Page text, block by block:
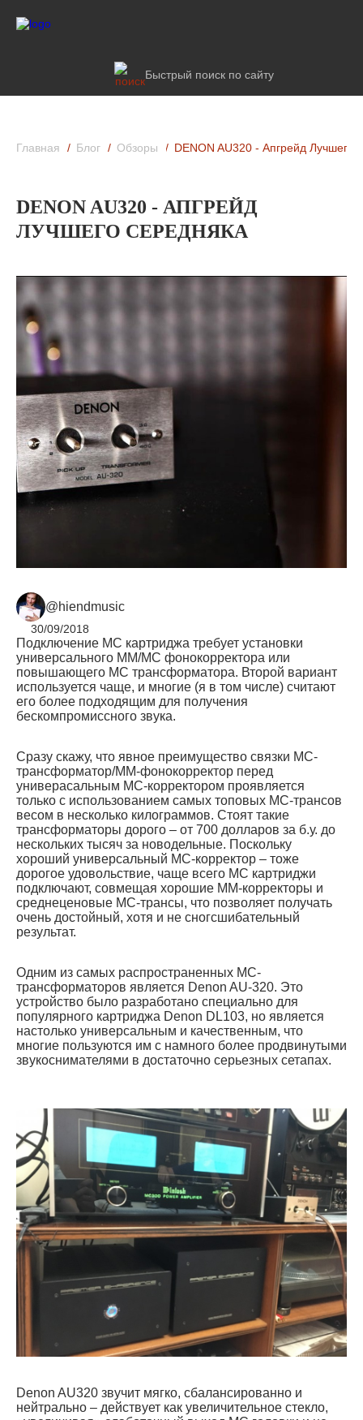
Быстрый поиск по сайту
Главная Блог Обзоры DENON AU320 - Апгрейд Лучшего
DENON AU320 - АПГРЕЙД
ЛУЧШЕГО СЕРЕДНЯКА
@hiendmusic
30/09/2018
Подключение МС картриджа требует установки
универсального ММ/МС фонокорректора или
повышающего МС трансформатора. Второй вариант
используется чаще, и многие (я в том числе) считают
его более подходящим для получения
бескомпромиссного звука.
Сразу скажу, что явное преимущество связки МС-
трансформатор/ММ-фонокорректор перед
универасальным МС-корректором проявляется
только с использованием самых топовых МС-трансов
весом в несколько килограммов. Стоят такие
трансформаторы дорого – от 700 долларов за б.у. до
нескольких тысяч за новодельные. Поскольку
хороший универсальный МС-корректор – тоже
дорогое удовольствие, чаще всего МС картриджи
подключают, совмещая хорошие ММ-корректоры и
среднеценовые МС-трансы, что позволяет получать
очень достойный, хотя и не сногсшибательный
результат.
Одним из самых распространенных МС-
трансформаторов является Denon AU-320. Это
устройство было разработано специально для
популярного картриджа Denon DL103, но является
настолько универсальным и качественным, что
многие пользуются им с намного более продвинутыми
звукоснимателями в достаточно серьезных сетапах.
Denon AU320 звучит мягко, сбалансированно и
нейтрально – действует как увеличительное стекло,